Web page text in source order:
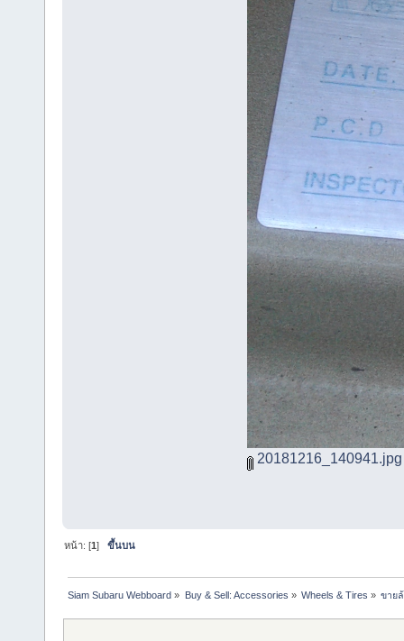
20181216_140941.jpg
หน้า: [1]ขึ้นบน
Siam Subaru Webboard » Buy & Sell: Accessories » Wheels & Tires » ขาย